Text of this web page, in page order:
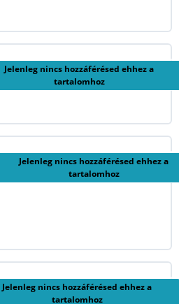
Jelenleg nincs hozzáférésed ehhez a
tartalomhoz
Jelenleg nincs hozzáférésed ehhez a
tartalomhoz
Jelenleg nincs hozzáférésed ehhez a
tartalomhoz